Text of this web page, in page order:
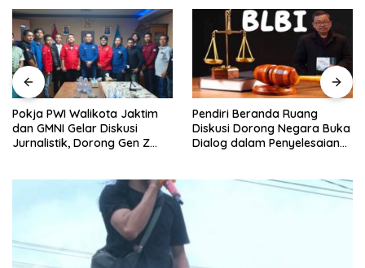
Pendiri Beranda Ruang
Diskusi Dorong Negara Buka
Dialog dalam Penyelesaian
Membaca Pancasilanomics
melalui warisan Sumitro dan
urgensi UU Perekonomian